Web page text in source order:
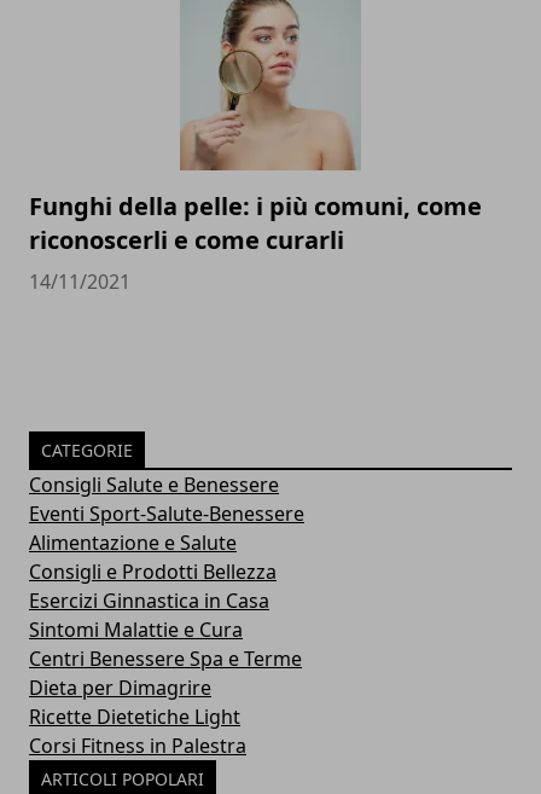
Funghi della pelle: i più comuni, come
riconoscerli e come curarli
14/11/2021
CATEGORIE
Consigli Salute e Benessere
Eventi Sport-Salute-Benessere
Alimentazione e Salute
Consigli e Prodotti Bellezza
Esercizi Ginnastica in Casa
Sintomi Malattie e Cura
Centri Benessere Spa e Terme
Dieta per Dimagrire
Ricette Dietetiche Light
Corsi Fitness in Palestra
ARTICOLI POPOLARI